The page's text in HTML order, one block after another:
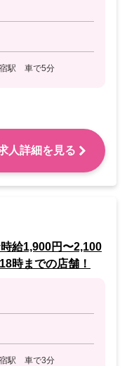
宿駅 車で5分
人詳細を見る
給1,900円〜2,100
時までの店舗！
宿駅 車で3分